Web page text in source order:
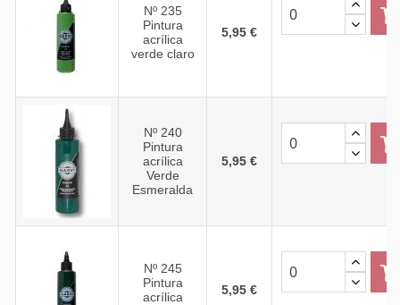
Nº 235
Pintura
acrílica
verde claro
5,95 €
Nº 240
Pintura
acrílica
Verde
Esmeralda
5,95 €
Nº 245
Pintura
acrílica
5,95 €